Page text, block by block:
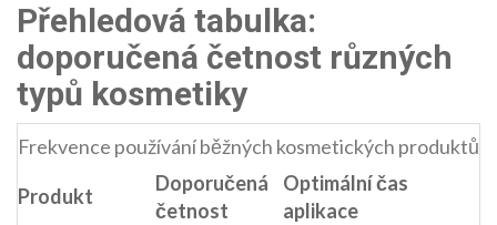
Přehledová tabulka:
doporučená četnost různých
typů kosmetiky
Frekvence používání běžných kosmetických produktů
Produkt
Doporučená
četnost
Optimální čas
aplikace